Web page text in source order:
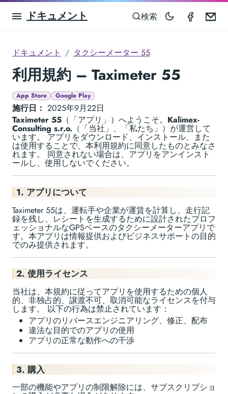
ドキュメント 検索
ドキュメント タクシーメーター 55
利用規約 – Taximeter 55
App Store Google Play
施行日： 2025年9月22日
Taximeter 55 （「アプリ」）へようこそ。 Kalimex-
Consulting s.r.o. （「当社」、「私たち」）が運営して
います。 アプリをダウンロード、インストール、また
は使用することで、本利用規約に同意したものとみなさ
れます。 同意されない場合は、アプリをアンインスト
ールし、使用しないでください。
1. アプリについて
Taximeter 55は、運転手や企業が運賃を計算し、走行記
録を残し、レシートを生成するために設計されたプロフ
ェッショナルなGPSベースのタクシーメーターアプリで
す。本アプリは情報提供およびビジネスサポートの目的
でのみ提供されます。
2. 使用ライセンス
当社は、本規約に従ってアプリを使用するための個人
的、非独占的、譲渡不可、取消可能なライセンスを付与
します。 以下の行為は禁止されています：
アプリのリバースエンジニアリング、修正、配布
違法な目的でのアプリの使用
アプリの正常な動作への干渉
3. 購入
一部の機能やアプリの制限解除には、サブスクリプショ